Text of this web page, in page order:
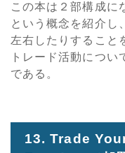
この本は２部構成に
という概念を紹介し
左右したりすること
トレード活動につい
である。
13. Trade